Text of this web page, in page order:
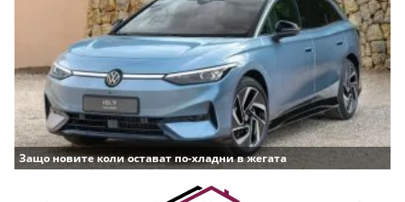
Защо новите коли остават по-хладни в жегата